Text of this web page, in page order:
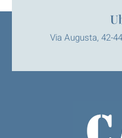
Via Augusta, 42-